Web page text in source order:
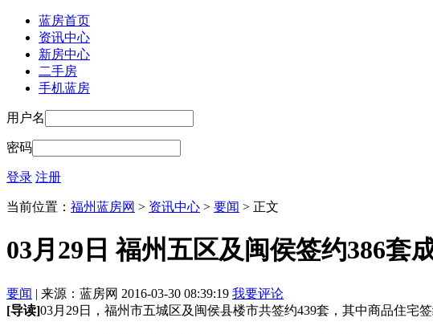
蓝房首页
资讯中心
新房中心
二手房
手机蓝房
用户名
密码
登录 注册
当前位置： 福州蓝房网 > 资讯中心 > 要闻 > 正文
03月29日 福州五区及闽侯签约386套
要闻 | 来源：蓝房网 2016-03-30 08:39:19 我要评论
[导读]03月29日，福州市五城区及闽侯县楼市共签约439套，其中商品住宅签